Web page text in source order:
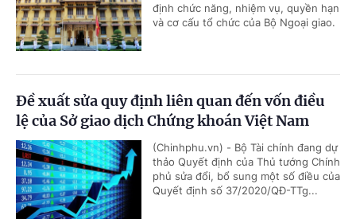
định chức năng, nhiệm vụ, quyền hạn
và cơ cấu tổ chức của Bộ Ngoại giao.
Đề xuất sửa quy định liên quan đến vốn điều
lệ của Sở giao dịch Chứng khoán Việt Nam
(Chinhphu.vn) - Bộ Tài chính đang dự
thảo Quyết định của Thủ tướng Chính
phủ sửa đổi, bổ sung một số điều của
Quyết định số 37/2020/QĐ-TTg...